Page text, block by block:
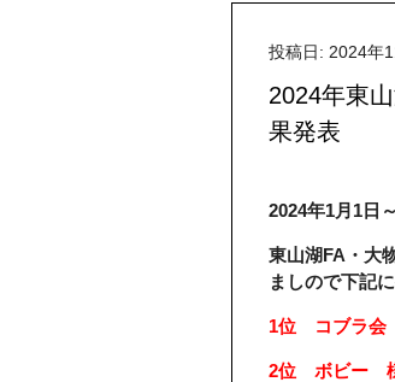
投稿日: 2024年
2024年東
果発表
2024年1月1日
東山湖FA・大
ましので下記
1位 コブ
2位 ボビー